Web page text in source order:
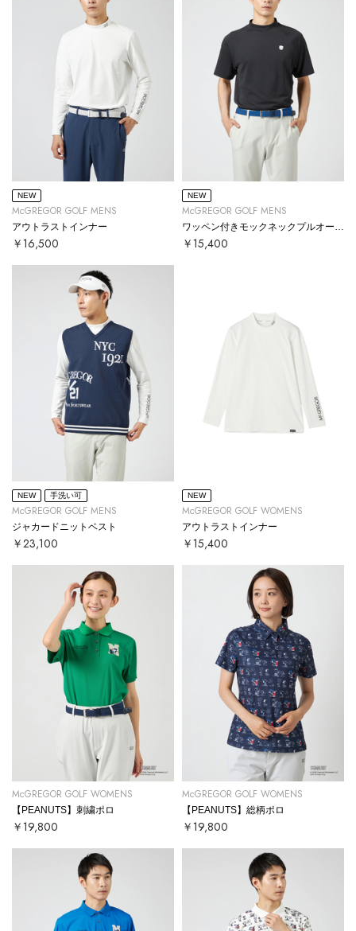
NEW
McGREGOR GOLF MENS
アウトラストインナー
￥16,500
NEW
McGREGOR GOLF MENS
￥15,400
NEW 手洗い可
McGREGOR GOLF MENS
ジャカードニットベスト
￥23,100
NEW
McGREGOR GOLF WOMENS
アウトラストインナー
￥15,400
McGREGOR GOLF WOMENS
【PEANUTS】刺繍ポロ
￥19,800
McGREGOR GOLF WOMENS
【PEANUTS】総柄ポロ
￥19,800